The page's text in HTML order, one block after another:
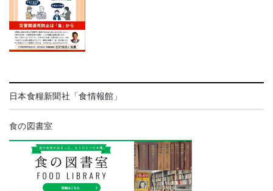
日本食糧新聞社「食情報館」
食の図書室